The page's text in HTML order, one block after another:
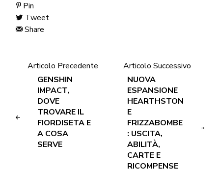
Pin
Tweet
Share
Articolo Precedente
GENSHIN
IMPACT,
DOVE
TROVARE IL
FIORDISETA E
A COSA
SERVE
Articolo Successivo
NUOVA
ESPANSIONE
HEARTHSTON
E
FRIZZABOMBE
: USCITA,
ABILITÀ,
CARTE E
RICOMPENSE